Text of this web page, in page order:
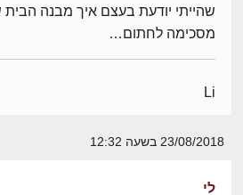
שהייתי יודעת בעצם איך מבנה הבית
מסכימה לחתום…
Li
23/08/2018 בשעה 12:32
לי